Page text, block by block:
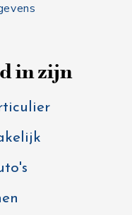
in zijn